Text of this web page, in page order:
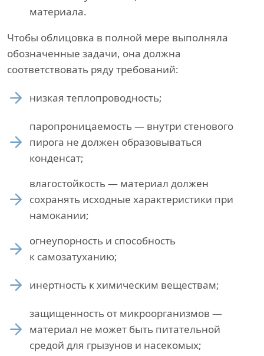
материала.
Чтобы облицовка в полной мере выполняла
обозначенные задачи, она должна
соответствовать ряду требований:
низкая теплопроводность;
паропроницаемость — внутри стенового
пирога не должен образовываться
конденсат;
влагостойкость — материал должен
сохранять исходные характеристики при
намокании;
огнеупорность и способность
к самозатуханию;
инертность к химическим веществам;
защищенность от микроорганизмов —
материал не может быть питательной
средой для грызунов и насекомых;